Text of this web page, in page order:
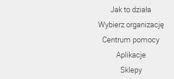
Jak to działa
Wybierz organizację
Centrum pomocy
Aplikacje
Sklepy